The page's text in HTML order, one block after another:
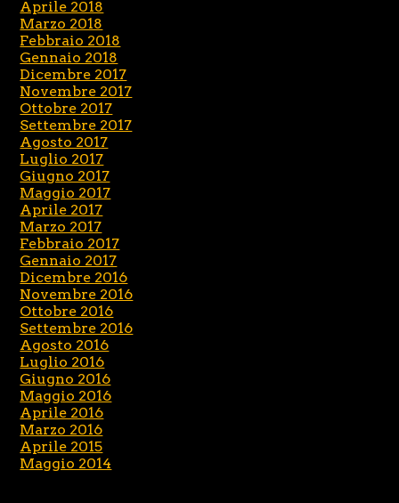
Aprile 2018
Marzo 2018
Febbraio 2018
Gennaio 2018
Dicembre 2017
Novembre 2017
Ottobre 2017
Settembre 2017
Agosto 2017
Luglio 2017
Giugno 2017
Maggio 2017
Aprile 2017
Marzo 2017
Febbraio 2017
Gennaio 2017
Dicembre 2016
Novembre 2016
Ottobre 2016
Settembre 2016
Agosto 2016
Luglio 2016
Giugno 2016
Maggio 2016
Aprile 2016
Marzo 2016
Aprile 2015
Maggio 2014